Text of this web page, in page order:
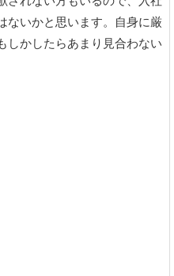
ないかと思います。自身に厳
しかしたらあまり見合わない